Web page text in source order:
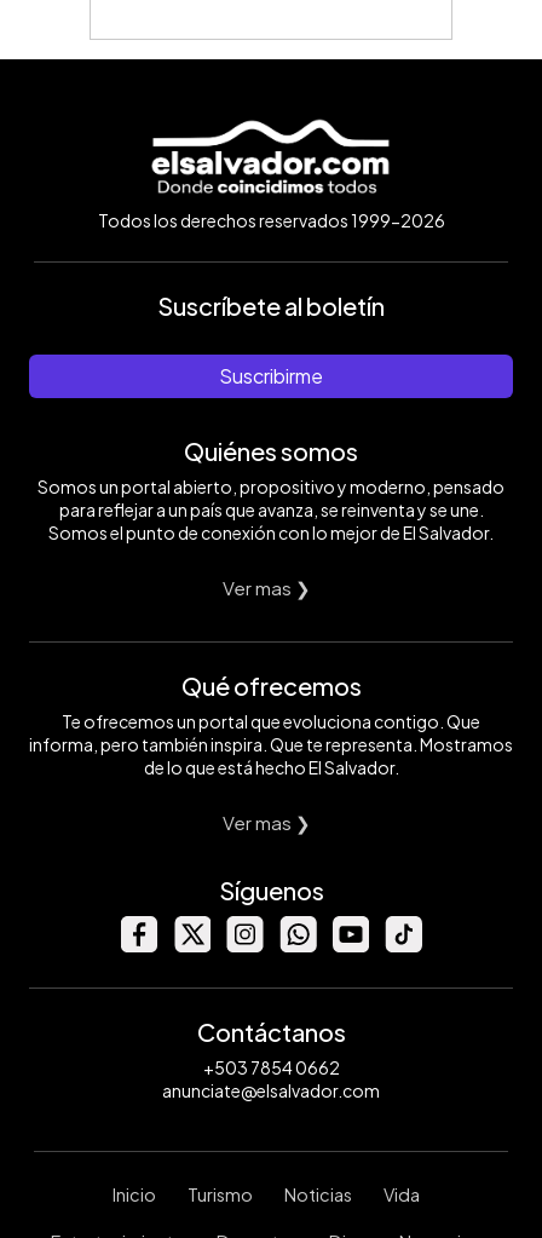
Todos los derechos reservados 1999-2026
Suscríbete al boletín
Suscribirme
Quiénes somos
Somos un portal abierto, propositivo y moderno, pensado
para reflejar a un país que avanza, se reinventa y se une.
Somos el punto de conexión con lo mejor de El Salvador.
Ver mas ❯
Qué ofrecemos
Te ofrecemos un portal que evoluciona contigo. Que
informa, pero también inspira. Que te representa. Mostramos
de lo que está hecho El Salvador.
Ver mas ❯
Síguenos
Contáctanos
+503 7854 0662
anunciate@elsalvador.com
Inicio Turismo Noticias Vida